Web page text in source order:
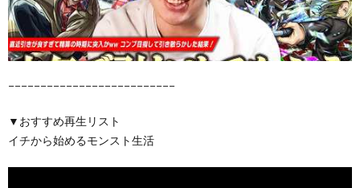
−−−−−−−−−−−−−−−−−−−−−−−−−−
▼おすすめ再生リスト
イチから始めるモンスト生活